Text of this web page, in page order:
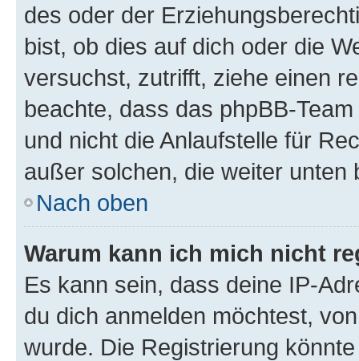
des oder der
bist, ob dies auf dich oder die
versuchst, zutrifft, ziehe einen
beachte, dass das phpBB-
und nicht die Anlaufstelle für
außer solchen, die weiter unten
Nach oben
Warum kann ich mich nicht
Es kann sein, dass deine IP-
du dich anmelden möchtest,
wurde. Die Registrierung